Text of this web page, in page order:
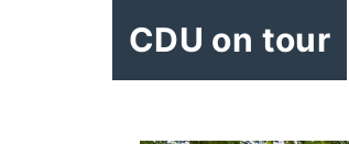
CDU on tour